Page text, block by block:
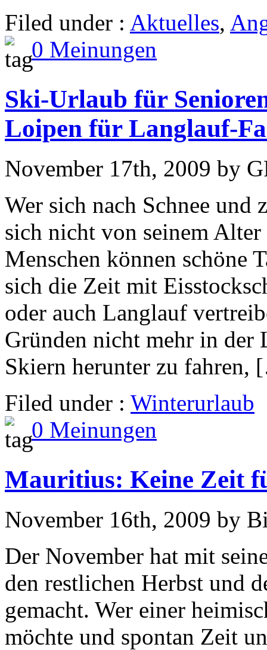
Filed under : Aktuelles,
0 Meinungen
Ski-Urlaub für
Loipen für Langlauf-
November 17th, 2009 by
Wer sich nach Schnee und
sich nicht von seinem Alter
Menschen können schöne
sich die Zeit mit
oder auch Langlauf
Gründen nicht mehr in der
Skiern herunter zu
Filed under : Winterurlaub
0 Meinungen
Mauritius: Keine Zeit
November 16th, 2009 by
Der November hat mit
den restlichen Herbst und
gemacht. Wer einer
möchte und spontan Zeit